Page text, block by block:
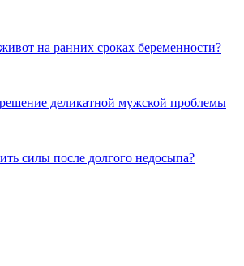
на ранних сроках беременности?
деликатной мужской проблемы
силы после долгого недосыпа?